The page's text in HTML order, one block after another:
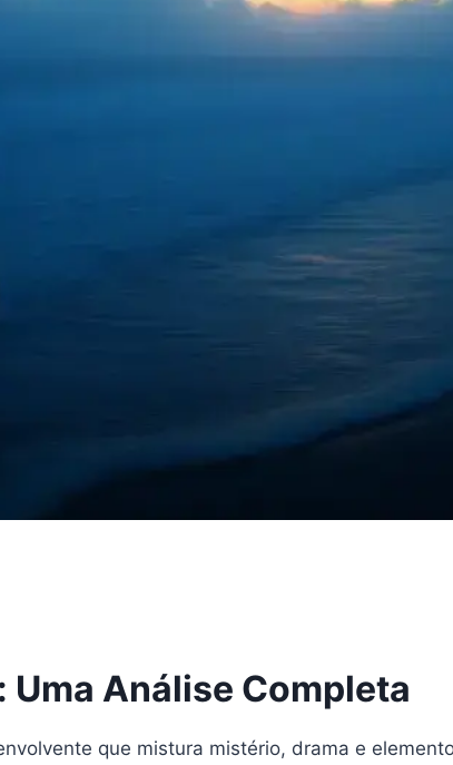
Uma Análise Completa
que mistura mistério, drama e